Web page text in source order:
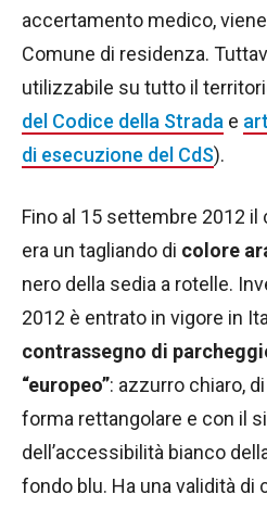
accertamento medico,
Comune di residenza.
utilizzabile su tutto il
del Codice della Strada e
di esecuzione del CdS).
Fino al 15 settembre 2012
era un tagliando di colore
nero della sedia a rotelle.
2012 è entrato in vigore in
contrassegno di
“europeo”: azzurro chiaro, di
forma rettangolare e con il
dell’accessibilità bianco
fondo blu. Ha una validità di